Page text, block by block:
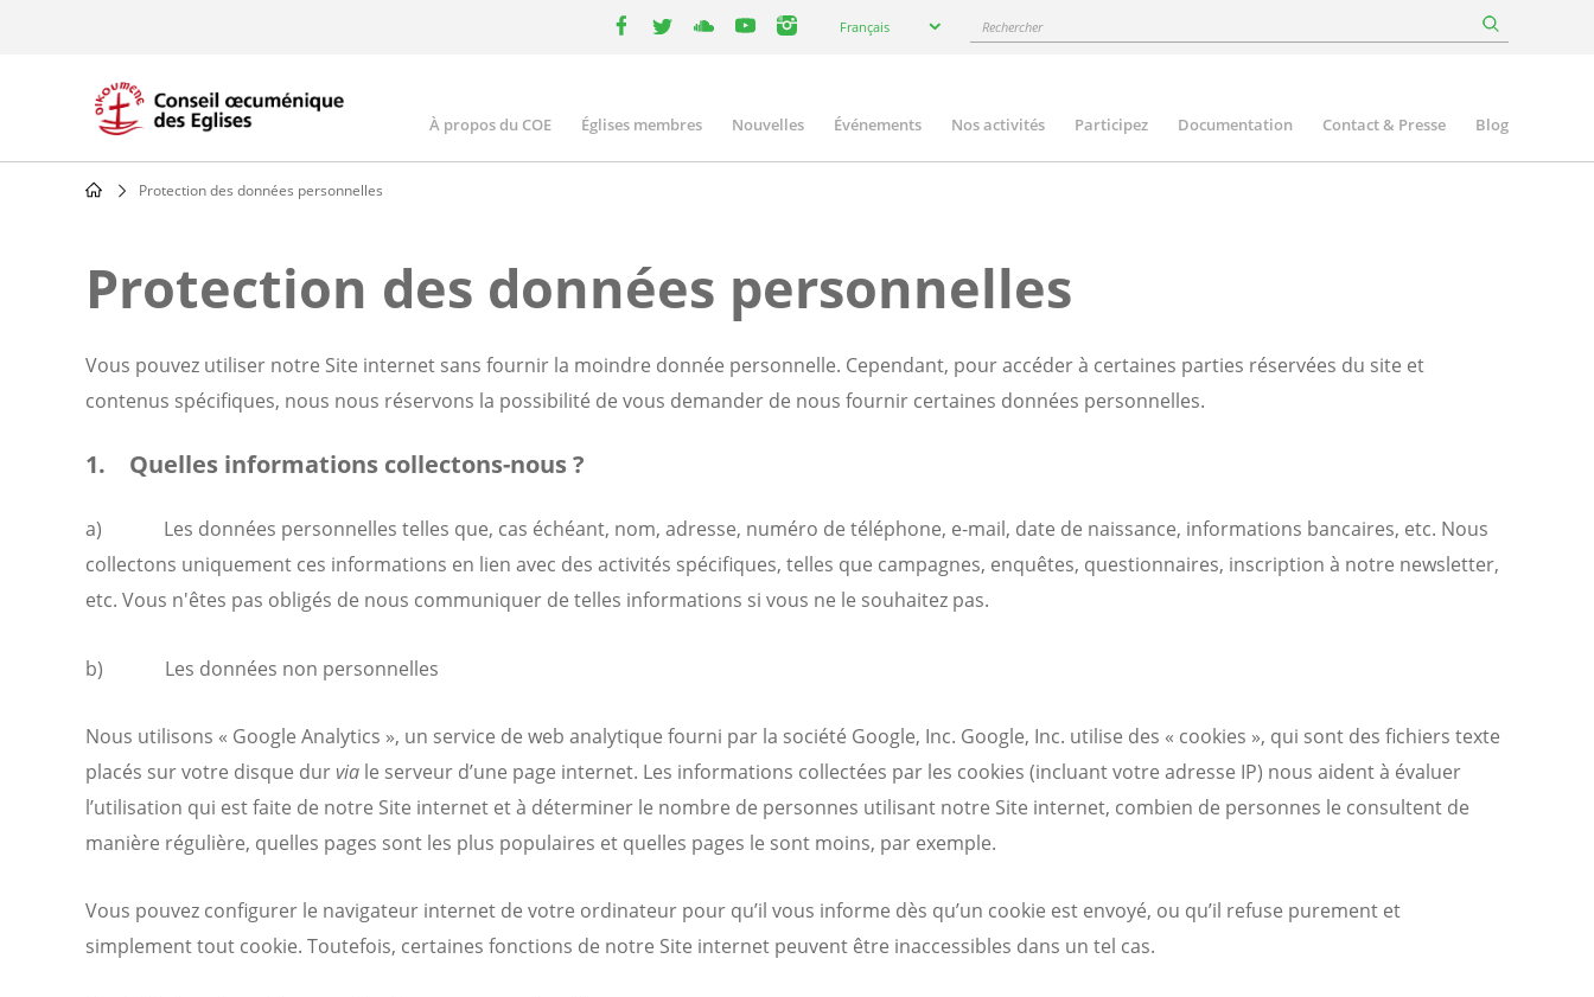
your
Français Rechercher
Main
À propos du COE Églises membres Nouvelles Événements Nos activités Participez Documentation Contact & Presse Blog
Protection des données personnelles
Protection des données personnelles
Vous pouvez utiliser notre Site internet sans fournir la moindre donnée personnelle. Cependant, pour accéder à certaines parties réservées du site et
contenus spécifiques, nous nous réservons la possibilité de vous demander de nous fournir certaines données personnelles.
1. Quelles informations collectons-nous ?
a) Les données personnelles telles que, cas échéant, nom, adresse, numéro de téléphone, e-mail, date de naissance, informations bancaires, etc. Nous
collectons uniquement ces informations en lien avec des activités spécifiques, telles que campagnes, enquêtes, questionnaires, inscription à notre newsletter,
etc. Vous n'êtes pas obligés de nous communiquer de telles informations si vous ne le souhaitez pas.
b) Les données non personnelles
Nous utilisons « Google Analytics », un service de web analytique fourni par la société Google, Inc. Google, Inc. utilise des « cookies », qui sont des fichiers texte
placés sur votre disque durvia le serveur d’une page internet. Les informations collectées par les cookies (incluant votre adresse IP) nous aident à évaluer
l’utilisation qui est faite de notre Site internet et à déterminer le nombre de personnes utilisant notre Site internet, combien de personnes le consultent de
manière régulière, quelles pages sont les plus populaires et quelles pages le sont moins, par exemple.
Vous pouvez configurer le navigateur internet de votre ordinateur pour qu’il vous informe dès qu’un cookie est envoyé, ou qu’il refuse purement et
simplement tout cookie. Toutefois, certaines fonctions de notre Site internet peuvent être inaccessibles dans un tel cas.